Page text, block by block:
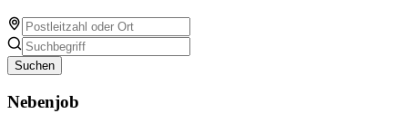
Suchen
Nebenjob